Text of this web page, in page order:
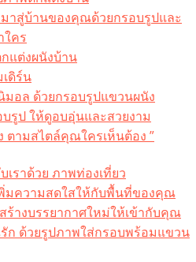
าสู่บ้านของคุณด้วยกรอบรูปและ
ใคร
แต่งผนังบ้าน
ดิร์น
มอล ด้วยกรอบรูปแขวนผนัง
รูป ให้ดูอบอุ่นและสวยงาม
ตามสไตล์คุณใครเห็นต้อง ”
เราด้วย ภาพท่องเที่ยว
มความสดใสให้กับพื้นที่ของคุณ
ร้างบรรยากาศใหม่ให้เข้ากับคุณ
ก ด้วยรูปภาพใส่กรอบพร้อมแขวน​